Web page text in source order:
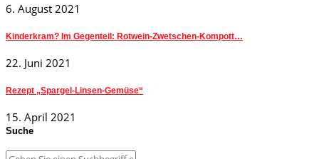
6. August 2021
Kinderkram? Im Gegenteil: Rotwein-Zwetschen-Kompott…
22. Juni 2021
Rezept „Spargel-Linsen-Gemüse“
15. April 2021
Suche